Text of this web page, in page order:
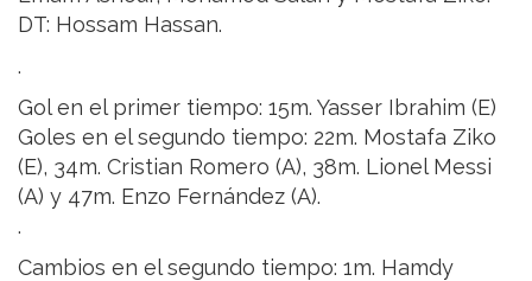
DT: Hossam Hassan.
.
Gol en el primer tiempo: 15m. Yasser Ibrahim (E)
Goles en el segundo tiempo: 22m. Mostafa Ziko
(E), 34m. Cristian Romero (A), 38m. Lionel Messi
(A) y 47m. Enzo Fernández (A).
.
Cambios en el segundo tiempo: 1m. Hamdy